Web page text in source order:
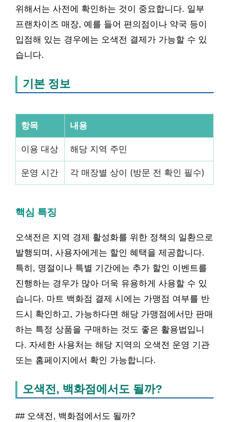
위해서는 사전에 확인하는 것이 중요합니다. 일부
프랜차이즈 매장, 예를 들어 편의점이나 약국 등이
입점해 있는 경우에는 오색전 결제가 가능할 수 있
습니다.
기본 정보
항목 내용
이용 대상 해당 지역 주민
운영 시간 각 매장별 상이 (방문 전 확인 필수)
핵심 특징
오색전은 지역 경제 활성화를 위한 정책의 일환으로
발행되며, 사용자에게는 할인 혜택을 제공합니다.
특히, 명절이나 특별 기간에는 추가 할인 이벤트를
진행하는 경우가 많아 더욱 유용하게 사용할 수 있
습니다. 마트 백화점 결제 시에는 가맹점 여부를 반
드시 확인하고, 가능하다면 해당 가맹점에서만 판매
하는 특정 상품을 구매하는 것도 좋은 활용법입니
다. 자세한 사용처는 해당 지역의 오색전 운영 기관
또는 홈페이지에서 확인 가능합니다.
오색전, 백화점에서도 될까?
## 오색전, 백화점에서도 될까?